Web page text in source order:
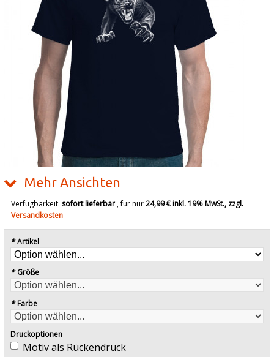
Mehr Ansichten
Verfügbarkeit: sofort lieferbar, für nur24,99 €inkl. 19% MwSt., zzgl.
Versandkosten
* Artikel
* Größe
* Farbe
Druckoptionen
Motiv als Rückendruck